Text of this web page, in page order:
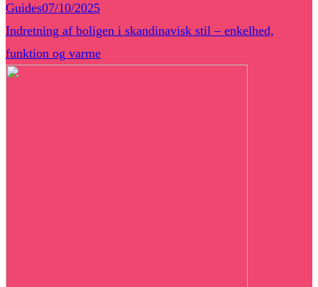
Guides07/10/2025
Indretning af boligen i skandinavisk stil – enkelhed,
funktion og varme